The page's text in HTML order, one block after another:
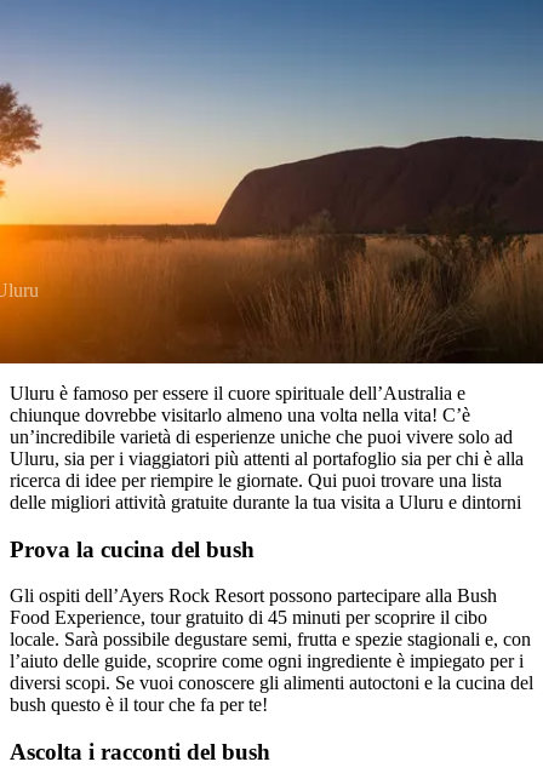
popolari
Outback
e
attività
all'aperto
Esplora
per
regioni
Tipo
di
viaggiatore
Le
esperienze
migliori
viaggio
Informazioni
pratiche
Strumenti
per
pianificare
il
viaggio
Cerca:
Sign
up
10 migliori attività gratuite
puoi fare a Uluru
Uluru è famoso per essere il cuore spirituale dell’Australia e
chiunque dovrebbe visitarlo almeno una volta nella vita! C’è
un’incredibile varietà di esperienze uniche che puoi vivere solo ad
Uluru, sia per i viaggiatori più attenti al portafoglio sia per chi è alla
ricerca di idee per riempire le giornate. Qui puoi trovare una lista
delle migliori attività gratuite durante la tua visita a Uluru e dintorni
Prova la cucina del bush
Gli ospiti dell’Ayers Rock Resort possono partecipare alla Bush
Food Experience, tour gratuito di 45 minuti per scoprire il cibo
locale. Sarà possibile degustare semi, frutta e spezie stagionali e, con
l’aiuto delle guide, scoprire come ogni ingrediente è impiegato per i
diversi scopi. Se vuoi conoscere gli alimenti autoctoni e la cucina del
bush questo è il tour che fa per te!
Ascolta i racconti del bush